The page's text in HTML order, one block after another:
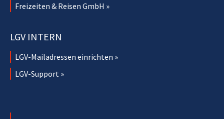
Freizeiten & Reisen GmbH »
LGV INTERN
LGV-Mailadressen einrichten »
LGV-Support »